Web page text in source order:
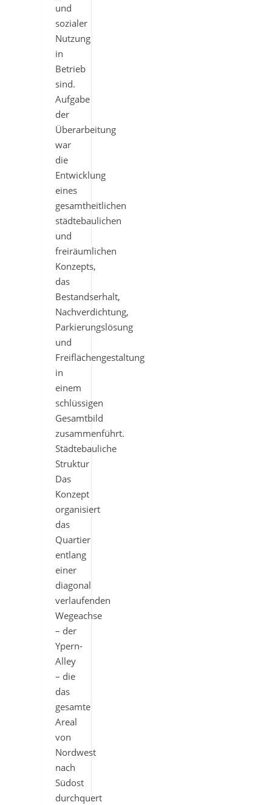
und
sozialer
Nutzung
in
Betrieb
sind.
Aufgabe
der
Überarbeitung
war
die
Entwicklung
eines
gesamtheitlichen
städtebaulichen
und
freiräumlichen
Konzepts,
das
Bestandserhalt,
Nachverdichtung,
Parkierungslösung
und
Freiflächengestaltung
in
einem
schlüssigen
Gesamtbild
zusammenführt.
Städtebauliche
Struktur
Das
Konzept
organisiert
das
Quartier
entlang
einer
diagonal
verlaufenden
Wegeachse
– der
Ypern-
Alley
– die
das
gesamte
Areal
von
Nordwest
nach
Südost
durchquert